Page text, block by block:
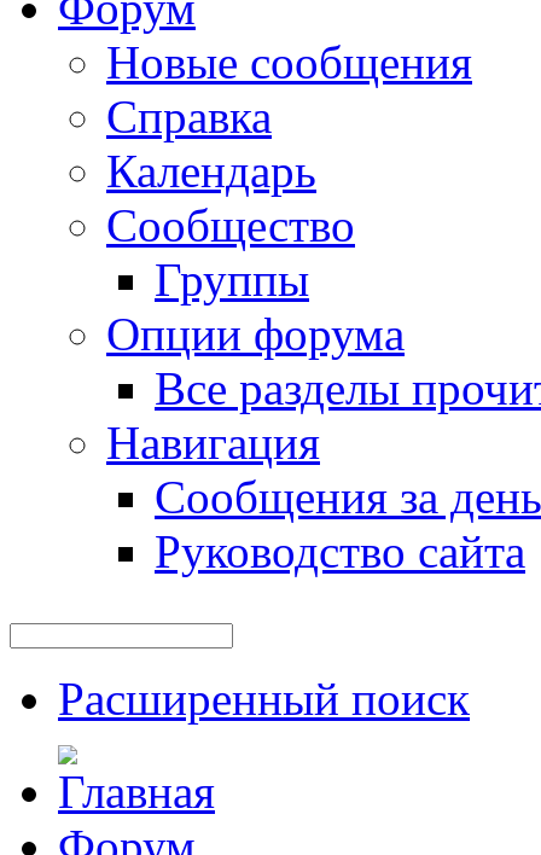
Новые сообщения
Справка
Календарь
Сообщество
Группы
Опции форума
Все разделы
Навигация
Сообщения за день
Руководство сайта
Расширенный поиск